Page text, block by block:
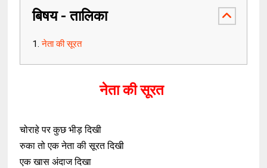
बिषय - तालिका
नेता की सूरत
नेता की सूरत
चोराहे पर कुछ भीड़ दिखी
रुका तो एक नेता की सूरत दिखी
एक खास अंदाज दिखा